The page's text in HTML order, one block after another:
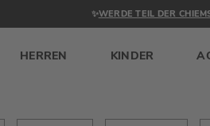
✨WERDE TEIL DER
HERREN KINDER